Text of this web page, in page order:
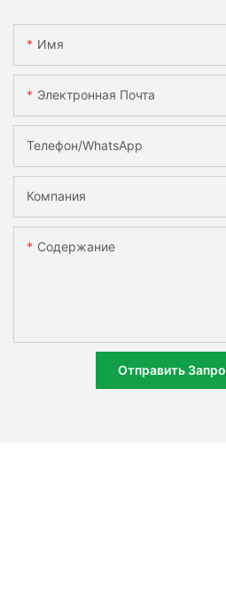
Имя
Электронная Почта
Телефон/WhatsApp
Компания
Содержание
Отправить